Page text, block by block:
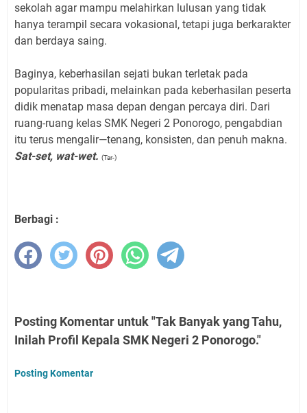
sekolah agar mampu melahirkan lulusan yang tidak
hanya terampil secara vokasional, tetapi juga berkarakter
dan berdaya saing.
Baginya, keberhasilan sejati bukan terletak pada
popularitas pribadi, melainkan pada keberhasilan peserta
didik menatap masa depan dengan percaya diri. Dari
ruang-ruang kelas SMK Negeri 2 Ponorogo, pengabdian
itu terus mengalir—tenang, konsisten, dan penuh makna.
Sat-set, wat-wet. (Tar-)
Berbagi :
Posting Komentar untuk "Tak Banyak yang Tahu,
Inilah Profil Kepala SMK Negeri 2 Ponorogo."
Posting Komentar